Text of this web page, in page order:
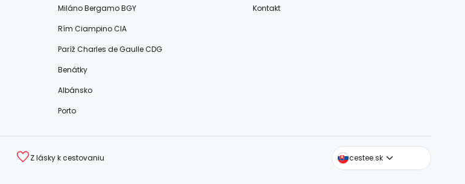
Miláno Bergamo BGY
Rím Ciampino CIA
Paríž Charles de Gaulle CDG
Benátky
Albánsko
Porto
Kontakt
Z lásky k cestovaniu cestee.sk
cestee.com
cestee.pl